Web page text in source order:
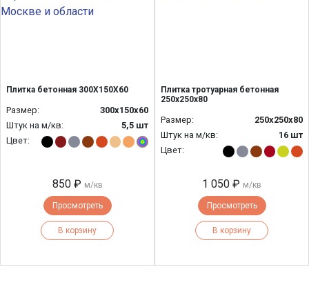
Плитка бетонная 300Х150Х60
Размер:
300х150х60
Штук на м/кв:
5,5 шт
Цвет:
850 ₽ м/кв
Просмотреть
В корзину
Плитка тротуарная бетонная
250х250х80
Размер:
250х250х80
Штук на м/кв:
16 шт
Цвет:
1 050 ₽ м/кв
Просмотреть
В корзину